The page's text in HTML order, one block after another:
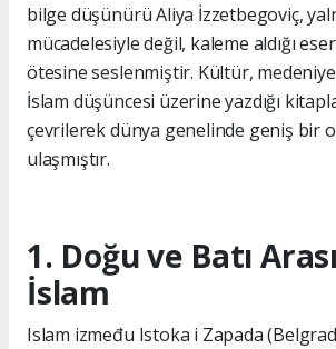
bilge düşünürü Aliya İzzetbegoviç,
mücadelesiyle değil, kaleme aldığı
ötesine seslenmiştir. Kültür,
İslam düşüncesi üzerine yazdığı
çevrilerek dünya genelinde geniş bir
ulaşmıştır.
1. Doğu ve Batı
İslam
Islam između Istoka i Zapada